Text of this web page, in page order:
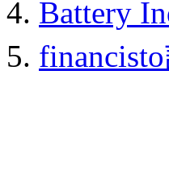
Battery